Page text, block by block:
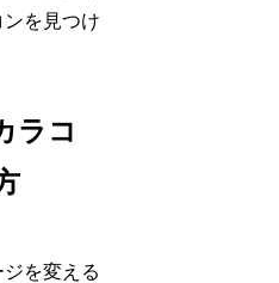
を見つけ
ラコ
を変える